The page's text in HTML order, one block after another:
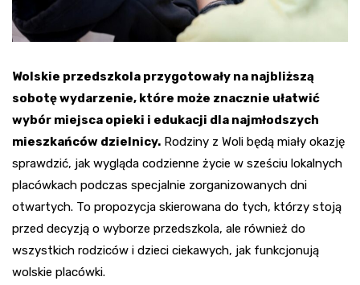
Wolskie przedszkola przygotowały na najbliższą
sobotę wydarzenie, które może znacznie ułatwić
wybór miejsca opieki i edukacji dla najmłodszych
mieszkańców dzielnicy. Rodziny z Woli będą miały okazję
sprawdzić, jak wygląda codzienne życie w sześciu lokalnych
placówkach podczas specjalnie zorganizowanych dni
otwartych. To propozycja skierowana do tych, którzy stoją
przed decyzją o wyborze przedszkola, ale również do
wszystkich rodziców i dzieci ciekawych, jak funkcjonują
wolskie placówki.